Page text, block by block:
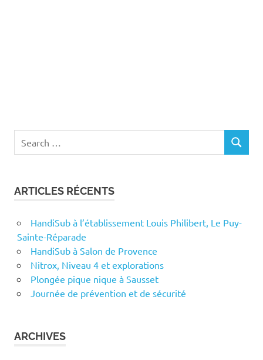
for:
SEARCH
ARTICLES RÉCENTS
HandiSub à l’établissement Louis Philibert, Le Puy-
Sainte-Réparade
HandiSub à Salon de Provence
Nitrox, Niveau 4 et explorations
Plongée pique nique à Sausset
Journée de prévention et de sécurité
ARCHIVES